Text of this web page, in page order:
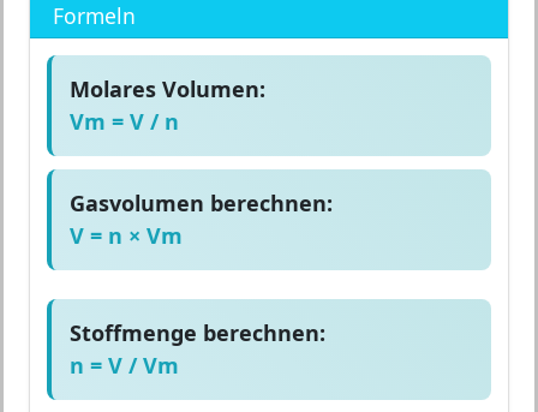
Formeln
Molares Volumen:
Vm = V / n
Gasvolumen berechnen:
V = n × Vm
Stoffmenge berechnen:
n = V / Vm